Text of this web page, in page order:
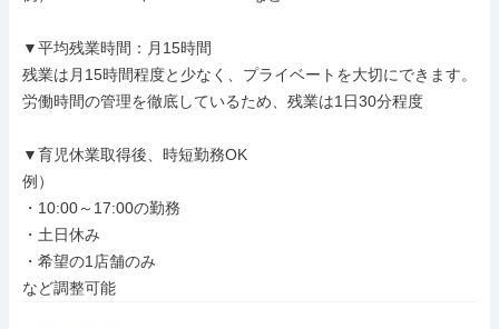
▼平均残業時間：月15時間
残業は月15時間程度と少なく、プライベートを大切にできます。
労働時間の管理を徹底しているため、残業は1日30分程度
▼育児休業取得後、時短勤務OK
例）
・10:00～17:00の勤務
・土日休み
・希望の1店舗のみ
など調整可能